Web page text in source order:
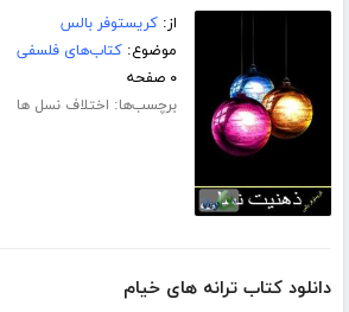
از:کریستوفر بالس
موضوع:کتاب‌های فلسفی
۰ صفحه
برچسب‌ها: اختلاف نسل ها
دانلود کتاب ترانه های خیام